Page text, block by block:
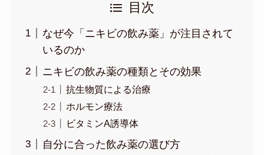
目次
なぜ今「ニキビの飲み薬」が注目されて
いるのか
ニキビの飲み薬の種類とその効果
抗生物質による治療
ホルモン療法
ビタミンA誘導体
自分に合った飲み薬の選び方